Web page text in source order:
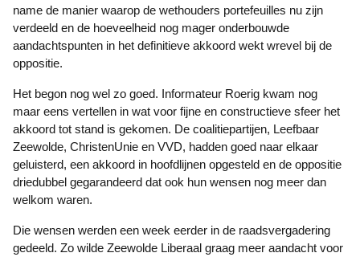
name de manier waarop de wethouders portefeuilles nu zijn
verdeeld en de hoeveelheid nog mager onderbouwde
aandachtspunten in het definitieve akkoord wekt wrevel bij de
oppositie.
Het begon nog wel zo goed. Informateur Roerig kwam nog
maar eens vertellen in wat voor fijne en constructieve sfeer het
akkoord tot stand is gekomen. De coalitiepartijen, Leefbaar
Zeewolde, ChristenUnie en VVD, hadden goed naar elkaar
geluisterd, een akkoord in hoofdlijnen opgesteld en de oppositie
driedubbel gegarandeerd dat ook hun wensen nog meer dan
welkom waren.
Die wensen werden een week eerder in de raadsvergadering
gedeeld. Zo wilde Zeewolde Liberaal graag meer aandacht voor